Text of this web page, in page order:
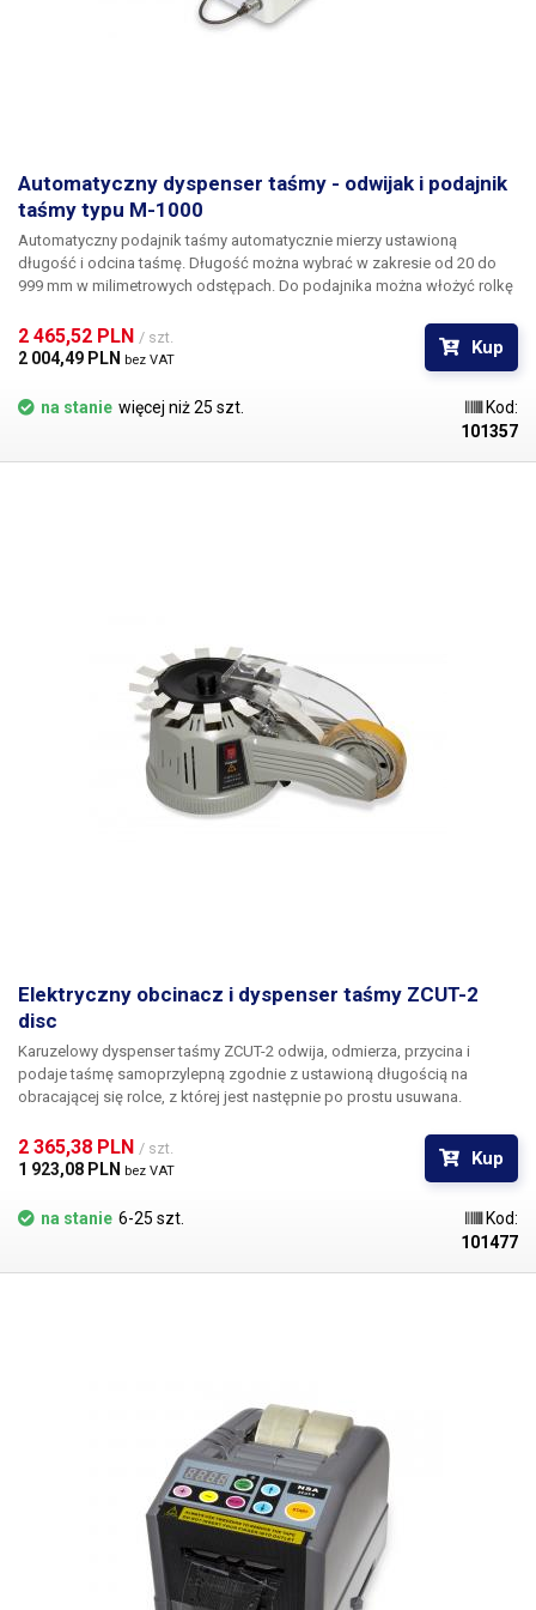
Automatyczny dyspenser taśmy - odwijak i podajnik
taśmy typu M-1000
Automatyczny podajnik taśmy automatycznie mierzy ustawioną
długość i odcina taśmę. Długość można wybrać w zakresie od 20 do
999 mm w milimetrowych odstępach. Do podajnika można włożyć rolkę
zamontować trzy różne średnice powszechnie używanych rurek.
Dozowanie odbywa się w trybie ręcznym lub automatycznym.
2 465,52 PLN / szt.
2 004,49 PLN bez VAT
Kup
na stanie więcej niż 25 szt.
Kod:
101357
Elektryczny obcinacz i dyspenser taśmy ZCUT-2
disc
Karuzelowy dyspenser taśmy ZCUT-2 odwija, odmierza, przycina i
podaje taśmę samoprzylepną zgodnie z ustawioną długością na
obracającej się rolce, z której jest następnie po prostu usuwana.
których pracuje kilka osób, ponieważ rolka może pomieścić do 30
przyciętych pasków - odstępy można regulować.
2 365,38 PLN / szt.
1 923,08 PLN bez VAT
Kup
na stanie 6-25 szt.
Kod:
101477